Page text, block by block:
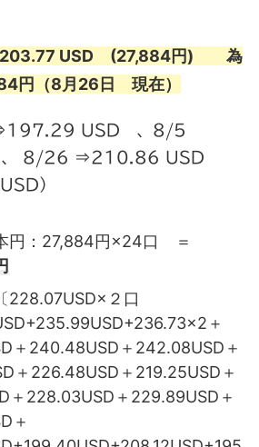
203.77 USD (27,884円) 為
円（8月26日 現在）
USD 、8/5
、 8/26 ⇒210.86 USD
）
円：27,884円×24口 ＝
228.07USD×２口
＋
＋240.48USD＋242.08USD＋
＋226.48USD＋219.25USD＋
＋228.03USD＋229.89USD＋
＋